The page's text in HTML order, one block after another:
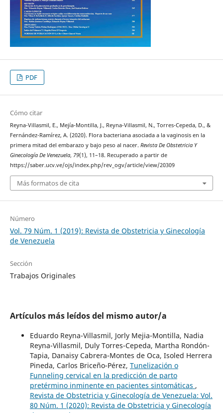
PDF
Cómo citar
Reyna-Villasmil, E., Mejía-Montilla, J., Reyna-Villasmil, N., Torres-Cepeda, D., &
Fernández-Ramírez, A. (2020). Flora bacteriana asociada a la vaginosis en la
primera mitad del embarazo y bajo peso al nacer. Revista De Obstetricia Y
Ginecología De Venezuela, 79(1), 11–18. Recuperado a partir de
https://saber.ucv.ve/ojs/index.php/rev_ogv/article/view/20309
Más formatos de cita
Número
Vol. 79 Núm. 1 (2019): Revista de Obstetricia y Ginecología
de Venezuela
Sección
Trabajos Originales
Artículos más leídos del mismo autor/a
Eduardo Reyna-Villasmil, Jorly Mejia-Montilla, Nadia
Reyna-Villasmil, Duly Torres-Cepeda, Martha Rondón-
Tapia, Danaisy Cabrera-Montes de Oca, Isoled Herrera
Pineda, Carlos Briceño-Pérez, Tunelización o
Funneling cervical en la predicción de parto
pretérmino inminente en pacientes sintomáticas ,
Revista de Obstetricia y Ginecología de Venezuela: Vol.
80 Núm. 1 (2020): Revista de Obstetricia y Ginecología